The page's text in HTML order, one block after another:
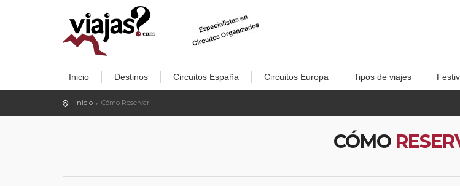
Inicio Destinos Circuitos España Circuitos Europa Tipos de viajes
Inicio Cómo Reservar
CÓMO